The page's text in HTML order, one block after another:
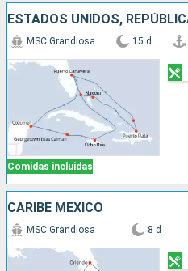
Comidas incluidas
MSC Grandiosa 15 d
CARIBE MEXICO
MSC Grandiosa 8 d